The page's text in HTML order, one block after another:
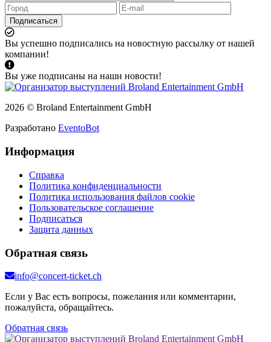
Подписаться
Вы успешно подписались на новостную рассылку от нашей
компании!
Вы уже подписаны на наши новости!
2026 © Broland Entertainment GmbH
Разработано EventoBot
Информация
Справка
Политика конфиденциальности
Политика использования файлов cookie
Пользовательское соглашение
Подписаться
Защита данных
Обратная связь
info@concert-ticket.ch
Если у Вас есть вопросы, пожелания или комментарии,
пожалуйста, обращайтесь.
Обратная связь